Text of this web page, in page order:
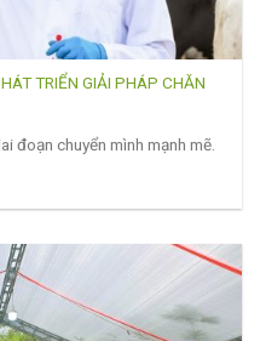
TRIỂN GIẢI PHÁP CHĂN
đoạn chuyển mình mạnh mẽ.